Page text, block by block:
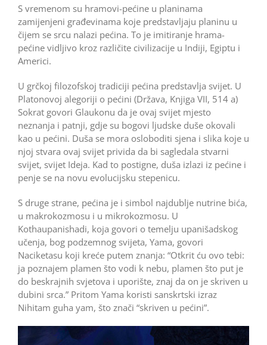
S vremenom su hramovi-pećine u planinama
zamijenjeni građevinama koje predstavljaju planinu u
čijem se srcu nalazi pećina. To je imitiranje hrama-
pećine vidljivo kroz različite civilizacije u Indiji, Egiptu i
Americi.
U grčkoj filozofskoj tradiciji pećina predstavlja svijet. U
Platonovoj alegoriji o pećini (Država, Knjiga VII, 514 a)
Sokrat govori Glaukonu da je ovaj svijet mjesto
neznanja i patnji, gdje su bogovi ljudske duše okovali
kao u pećini. Duša se mora osloboditi sjena i slika koje u
njoj stvara ovaj svijet privida da bi sagledala stvarni
svijet, svijet Ideja. Kad to postigne, duša izlazi iz pećine i
penje se na novu evolucijsku stepenicu.
S druge strane, pećina je i simbol najdublje nutrine bića,
u makrokozmosu i u mikrokozmosu. U
Kothaupanishadi, koja govori o temelju upanišadskog
učenja, bog podzemnog svijeta, Yama, govori
Naciketasu koji kreće putem znanja: “Otkrit ću ovo tebi:
ja poznajem plamen što vodi k nebu, plamen što put je
do beskrajnih svjetova i uporište, znaj da on je skriven u
dubini srca.” Pritom Yama koristi sanskrtski izraz
Nihitam guha yam, što znači “skriven u pećini”.